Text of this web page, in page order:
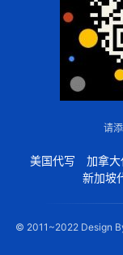
请
美国代写 加拿大
新加坡
© 2011~2022 Design